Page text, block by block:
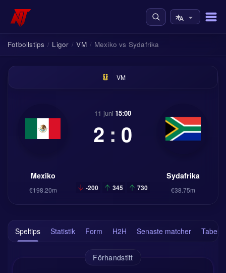
Fotbollstips / Ligor / VM / Mexiko vs Sydafrika
VM
Mexiko
€198.20m
11 juni 15:00
2 : 0
-200 345 730
Sydafrika
€38.75m
Speltips Statistik Form H2H Senaste matcher Tabell
Förhandstitt